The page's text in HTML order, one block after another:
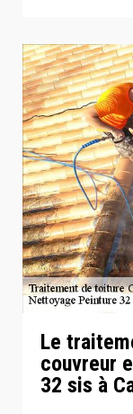
Le
couvreur
32 sis à